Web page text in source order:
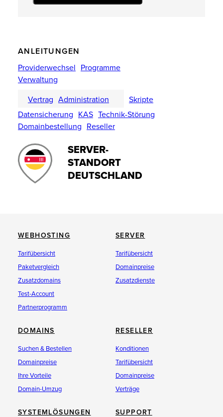
ANLEITUNGEN
Providerwechsel Programme
Verwaltung
Vertrag Administration
Skripte
Datensicherung KAS Technik-Störung
Domainbestellung Reseller
SERVER-
STANDORT
DEUTSCHLAND
WEBHOSTING
Tarifübersicht
Paketvergleich
Zusatzdomains
Test-Account
Partnerprogramm
SERVER
Tarifübersicht
Domainpreise
Zusatzdienste
DOMAINS
Suchen & Bestellen
Domainpreise
Ihre Vorteile
Domain-Umzug
RESELLER
Konditionen
Tarifübersicht
Domainpreise
Verträge
SYSTEMLÖSUNGEN SUPPORT